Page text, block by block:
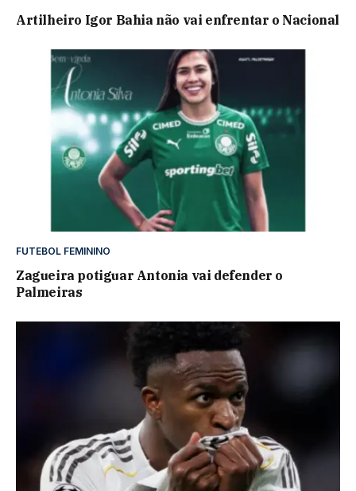
Artilheiro Igor Bahia não vai enfrentar o Nacional
FUTEBOL FEMININO
Zagueira potiguar Antonia vai defender o
Palmeiras